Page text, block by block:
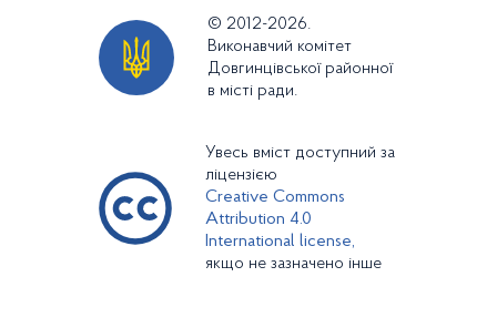
© 2012-2026.
Виконавчий комітет
Довгинцівської районної
в місті ради.
Увесь вміст доступний за
ліцензією
Creative Commons
Attribution 4.0
International license,
якщо не зазначено інше